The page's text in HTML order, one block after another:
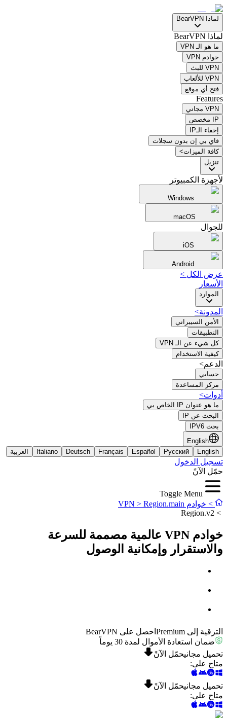
لماذا BearVPN
لماذا BearVPN
ما هو الـ VPN
خوادم VPN
VPN للبث
VPN للألعاب
فتح أي موقع
Features
VPN مجاني
IP مخصص
إخفاء الـIP
فاي بي إن بدون سجلات
كافة الميزات>
تنزيل
لأجهزة الكمبيوتر
Windows
macOS
للجوال
iOS
Android
عرض الكل >
الأسعار
الموارد
المدونة>
الأمن السيبراني
التطبيقات
كل شيء عن الـ VPN
كيفية الاستخدام
الدعم>
حسابي
مركز المساعدة
أدوات>
ما هو عنوان IP الخاص بي
البحث عن IP
بحث IPV6
English
English
Русский
Español
Français
Deutsch
Italiano العربية
تسجيل الدخول
حمّل الآنً
Toggle Menu
> خوادم VPN > Region.main
>
Region.v2
خوادم VPN عالمية مصممة للسرعة
والاستقرار وإمكانية الوصول
الترقية إلى Premium
احصل على BearVPN
ضمان استعادة الأموال لمدة 30 يوماً
تحميل مجانيحمّل الآنً
متاح على:
تحميل مجانيحمّل الآنً
متاح على: